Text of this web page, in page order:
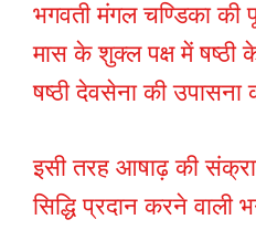
भगवती मंगल चण्डिका की
मास के शुक्ल पक्ष में षष्ठी
षष्ठी देवसेना की उपासना
इसी तरह आषाढ़ की
सिद्धि प्रदान करने वाली